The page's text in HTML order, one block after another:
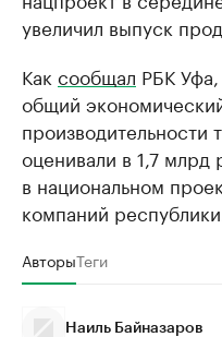
увеличил выпуск
Как сообщал РБК
общий
производительности
оценивали в 1,7 млрд
в национальном
компаний республики.
АвторыТеги
Наиль Байназаров